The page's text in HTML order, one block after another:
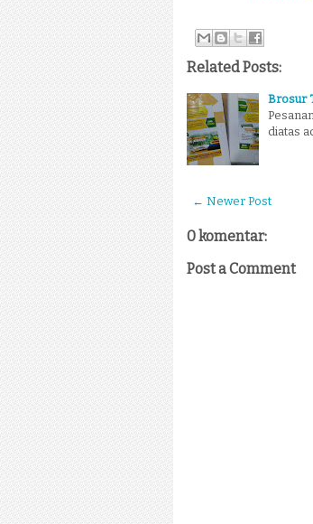
Related Posts:
Brosur
diatas
← Newer Post
0 komentar:
Post a Comment